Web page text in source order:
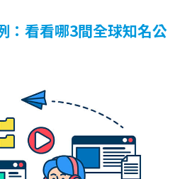
看看哪3間全球知名公